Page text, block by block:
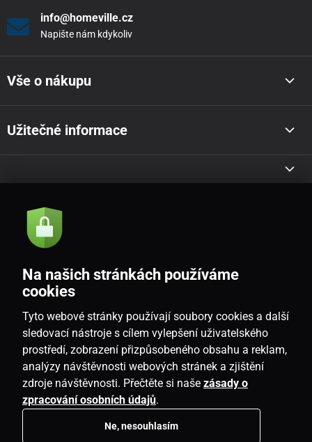
info@homeville.cz
Napište nám kdykoliv
Vše o nákupu
Užitečné informace
Akce a novinky e-mailem
Souhlasím sezásadami zpracování osobních údajů
CZ
Na našich stránkách používáme
cookies
Tyto webové stránky používají soubory cookies a další
sledovací nástroje s cílem vylepšení uživatelského
prostředí, zobrazení přizpůsobeného obsahu a reklam,
analýzy návštěvnosti webových stránek a zjištění
zdroje návštěvnosti. Přečtěte si naše zásady o
zpracování osobních údajů.
Ne, nesouhlasím